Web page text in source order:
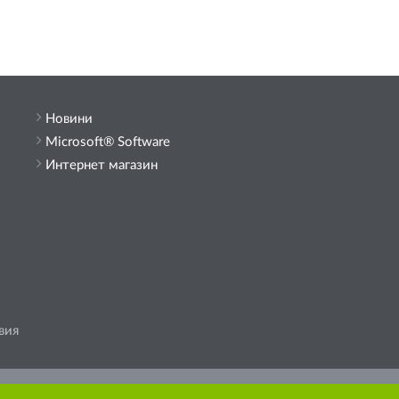
Новини
Microsoft® Software
Интернет магазин